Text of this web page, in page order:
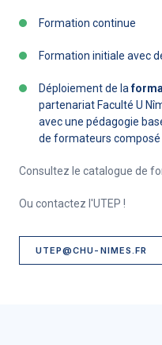
Formation continue
Formation initiale avec
Déploiement de la
partenariat Faculté U
avec une pédagogie
de formateurs composé
Consultez le catalogue de
Ou contactez l'UTEP !
UTEP@CHU-NIMES.FR